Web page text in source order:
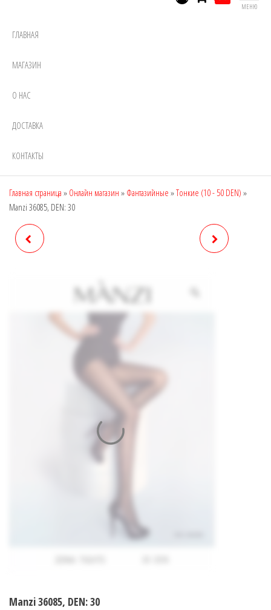
МЕНЮ
ГЛАВНАЯ
МАГАЗИН
О НАС
ДОСТАВКА
КОНТАКТЫ
Главная страница » Онлайн магазин » Фантазийные »Тонкие (10 - 50 DEN) »
Manzi 36085, DEN: 30
Manzi 36085, DEN: 30